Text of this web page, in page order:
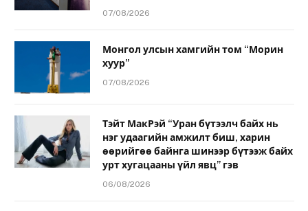
07/08/2026
Монгол улсын хамгийн том “Морин
хуур”
07/08/2026
Тэйт МакРэй “Уран бүтээлч байх нь
нэг удаагийн амжилт биш, харин
өөрийгөө байнга шинээр бүтээж байх
урт хугацааны үйл явц” гэв
06/08/2026